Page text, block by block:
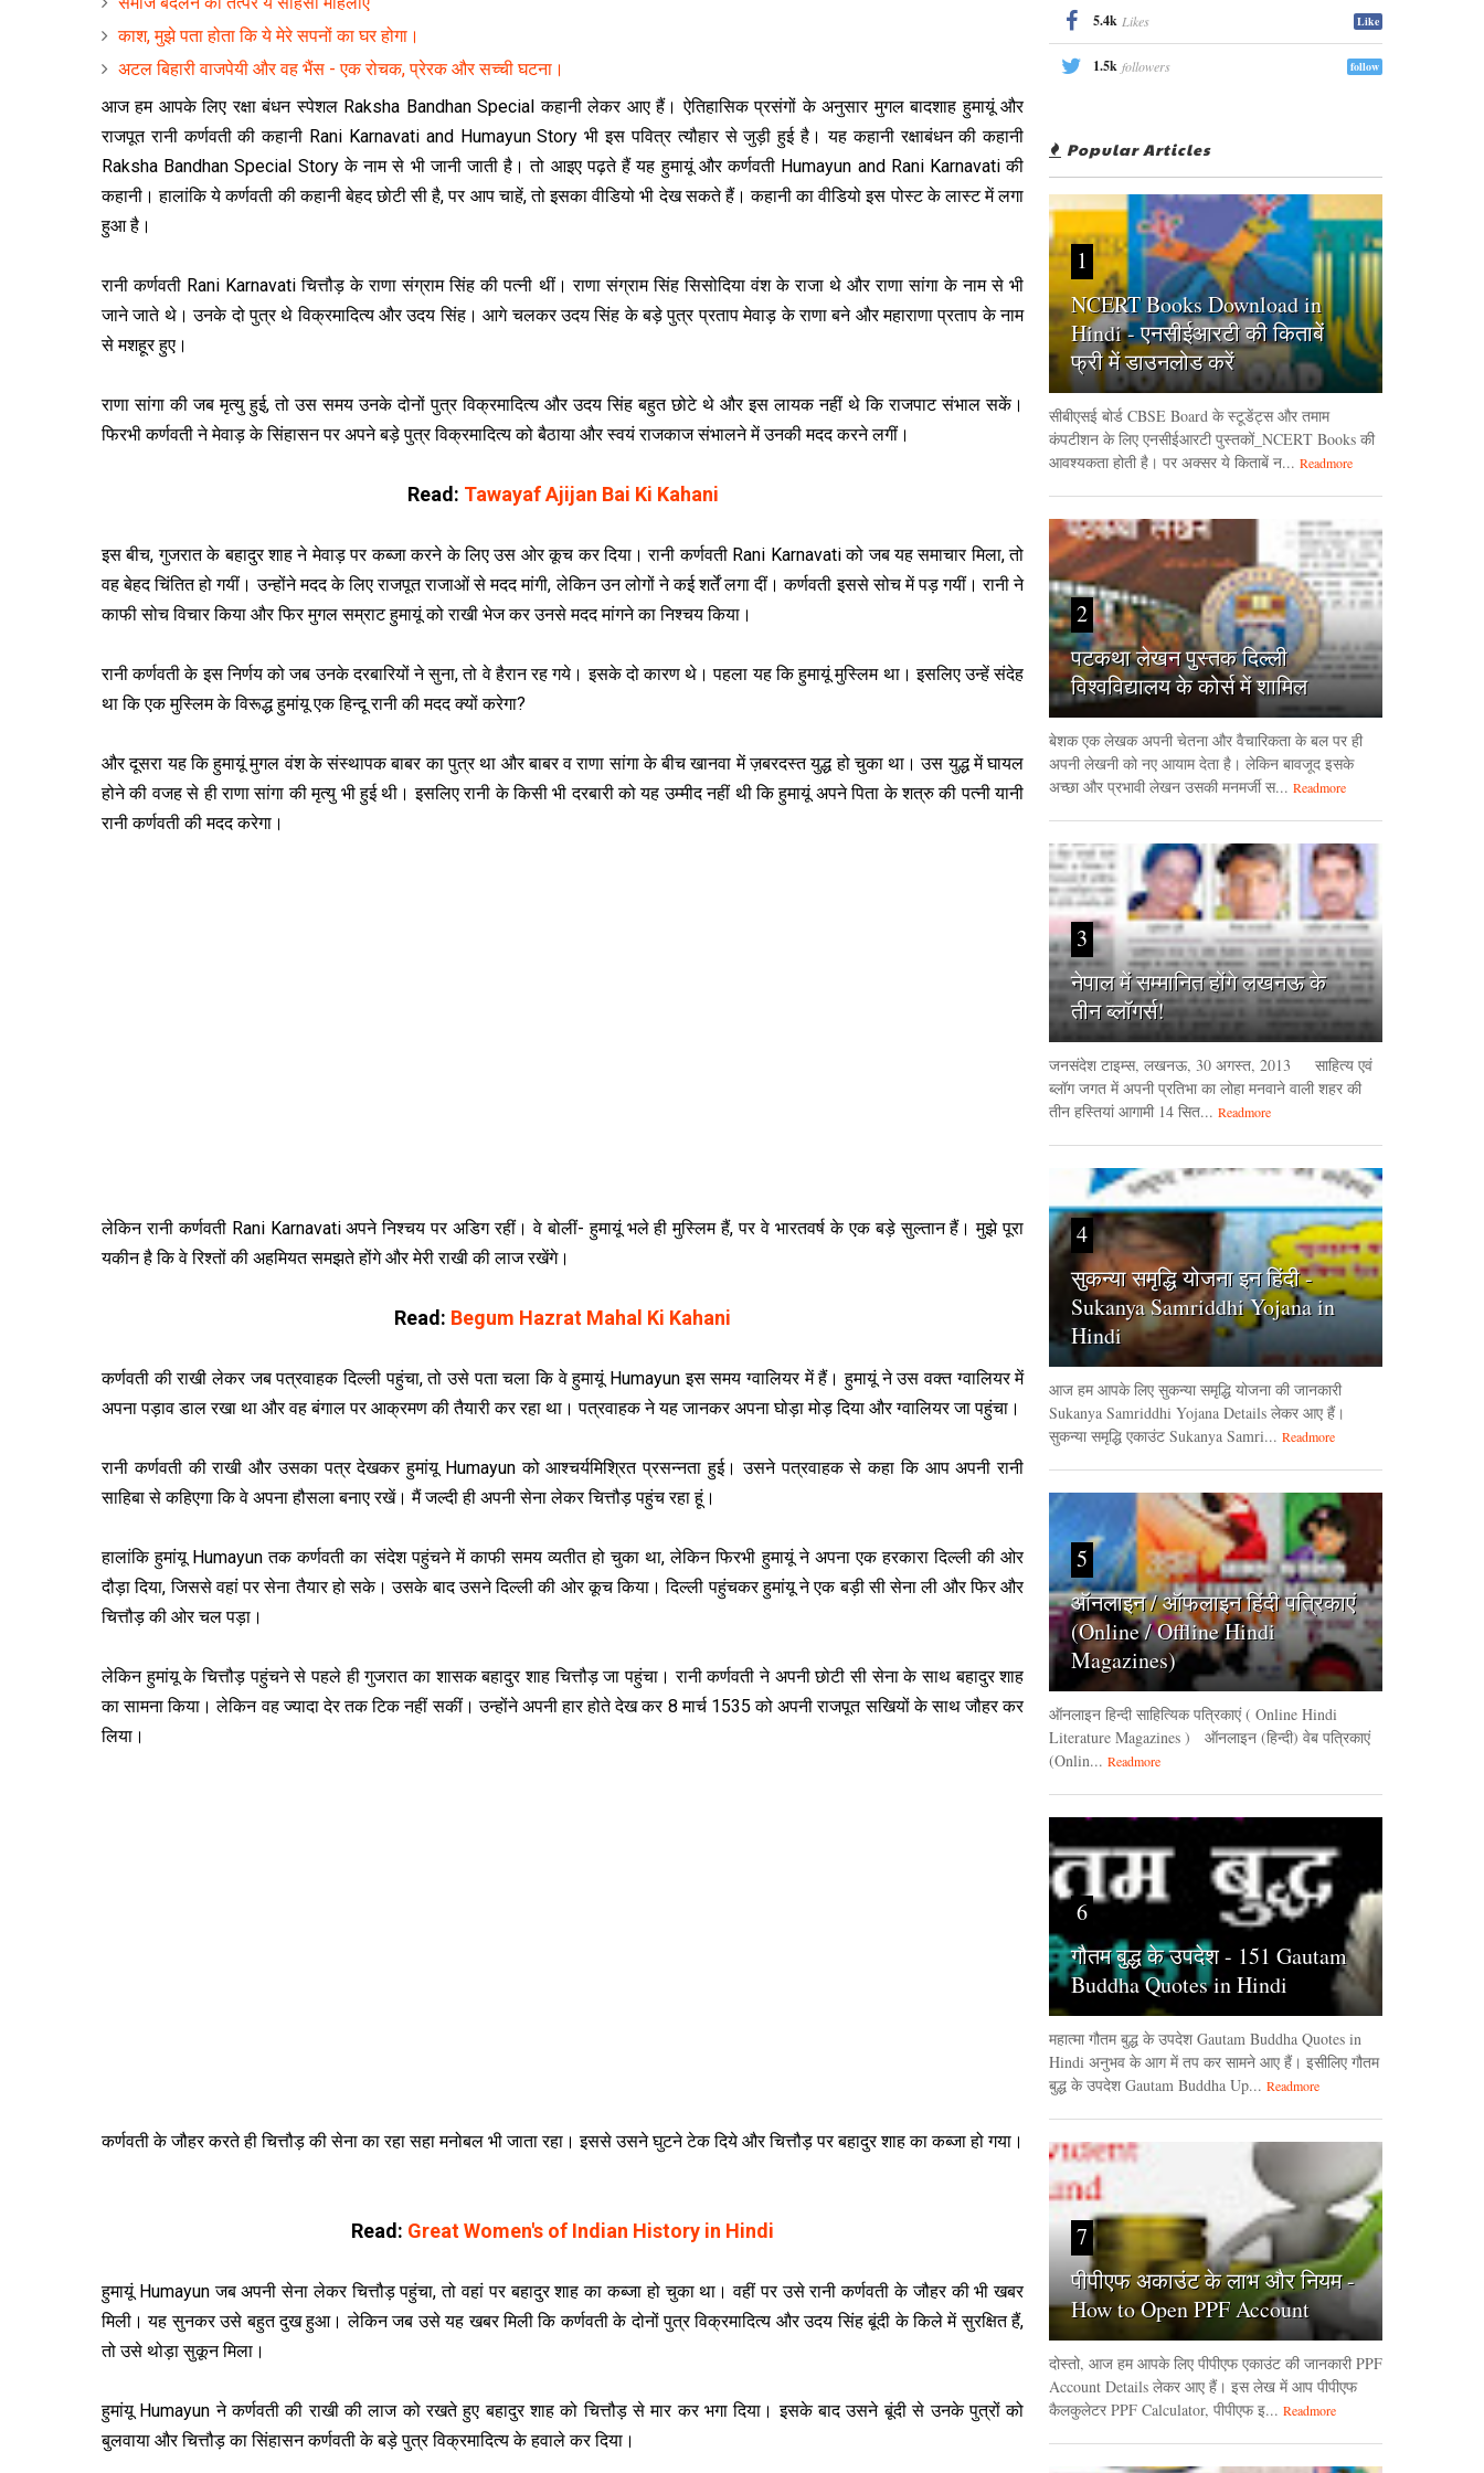
काश, मुझे पता होता कि ये मेरे सपनों का घर होगा।
अटल बिहारी वाजपेयी और वह भैंस - एक रोचक, प्रेरक और सच्ची घटना।
आज हम आपके लिए रक्षा बंधन स्पेशल Raksha Bandhan Special कहानी लेकर आए हैं। ऐतिहासिक प्रसंगों के अनुसार मुगल बादशाह हुमायूं और
राजपूत रानी कर्णवती की कहानी Rani Karnavati and Humayun Story भी इस पवित्र त्यौहार से जुड़ी हुई है। यह कहानी रक्षाबंधन की कहानी
Raksha Bandhan Special Story के नाम से भी जानी जाती है। तो आइए पढ़ते हैं यह हुमायूं और कर्णवती Humayun and Rani Karnavati की
कहानी। हालांकि ये कर्णवती की कहानी बेहद छोटी सी है, पर आप चाहें, तो इसका वीडियो भी देख सकते हैं। कहानी का वीडियो इस पोस्ट के लास्ट में लगा
हुआ है।
रानी कर्णवती Rani Karnavati चित्तौड़ के राणा संग्राम सिंह की पत्नी थीं। राणा संग्राम सिंह सिसोदिया वंश के राजा थे और राणा सांगा के नाम से भी
जाने जाते थे। उनके दो पुत्र थे विक्रमादित्य और उदय सिंह। आगे चलकर उदय सिंह के बड़े पुत्र प्रताप मेवाड़ के राणा बने और महाराणा प्रताप के नाम
से मशहूर हुए।
राणा सांगा की जब मृत्यु हुई, तो उस समय उनके दोनों पुत्र विक्रमादित्य और उदय सिंह बहुत छोटे थे और इस लायक नहीं थे कि राजपाट संभाल सकें।
फिरभी कर्णवती ने मेवाड़ के सिंहासन पर अपने बड़े पुत्र विक्रमादित्य को बैठाया और स्वयं राजकाज संभालने में उनकी मदद करने लगीं।
Read: Tawayaf Ajijan Bai Ki Kahani
इस बीच, गुजरात के बहादुर शाह ने मेवाड़ पर कब्जा करने के लिए उस ओर कूच कर दिया। रानी कर्णवती Rani Karnavati को जब यह समाचार मिला, तो
वह बेहद चिंतित हो गयीं। उन्होंने मदद के लिए राजपूत राजाओं से मदद मांगी, लेकिन उन लोगों ने कई शर्तें लगा दीं। कर्णवती इससे सोच में पड़ गयीं। रानी ने
काफी सोच विचार किया और फिर मुगल सम्राट हुमायूं को राखी भेज कर उनसे मदद मांगने का निश्चय किया।
रानी कर्णवती के इस निर्णय को जब उनके दरबारियों ने सुना, तो वे हैरान रह गये। इसके दो कारण थे। पहला यह कि हुमायूं मुस्लिम था। इसलिए उन्हें संदेह
था कि एक मुस्लिम के विरूद्ध हुमांयू एक हिन्दू रानी की मदद क्यों करेगा?
और दूसरा यह कि हुमायूं मुगल वंश के संस्थापक बाबर का पुत्र था और बाबर व राणा सांगा के बीच खानवा में ज़बरदस्त युद्ध हो चुका था। उस युद्ध में घायल
होने की वजह से ही राणा सांगा की मृत्यु भी हुई थी। इसलिए रानी के किसी भी दरबारी को यह उम्मीद नहीं थी कि हुमायूं अपने पिता के शत्रु की पत्नी यानी
रानी कर्णवती की मदद करेगा।
लेकिन रानी कर्णवती Rani Karnavati अपने निश्चय पर अडिग रहीं। वे बोलीं- हुमायूं भले ही मुस्लिम हैं, पर वे भारतवर्ष के एक बड़े सुल्तान हैं। मुझे पूरा
यकीन है कि वे रिश्तों की अहमियत समझते होंगे और मेरी राखी की लाज रखेंगे।
Read: Begum Hazrat Mahal Ki Kahani
कर्णवती की राखी लेकर जब पत्रवाहक दिल्ली पहुंचा, तो उसे पता चला कि वे हुमायूं Humayun इस समय ग्वालियर में हैं। हुमायूं ने उस वक्त ग्वालियर में
अपना पड़ाव डाल रखा था और वह बंगाल पर आक्रमण की तैयारी कर रहा था। पत्रवाहक ने यह जानकर अपना घोड़ा मोड़ दिया और ग्वालियर जा पहुंचा।
रानी कर्णवती की राखी और उसका पत्र देखकर हुमांयू Humayun को आश्चर्यमिश्रित प्रसन्नता हुई। उसने पत्रवाहक से कहा कि आप अपनी रानी
साहिबा से कहिएगा कि वे अपना हौसला बनाए रखें। मैं जल्दी ही अपनी सेना लेकर चित्तौड़ पहुंच रहा हूं।
हालांकि हुमांयू Humayun तक कर्णवती का संदेश पहुंचने में काफी समय व्यतीत हो चुका था, लेकिन फिरभी हुमायूं ने अपना एक हरकारा दिल्ली की ओर
दौड़ा दिया, जिससे वहां पर सेना तैयार हो सके। उसके बाद उसने दिल्ली की ओर कूच किया। दिल्ली पहुंचकर हुमांयू ने एक बड़ी सी सेना ली और फिर और
चित्तौड़ की ओर चल पड़ा।
लेकिन हुमांयू के चित्तौड़ पहुंचने से पहले ही गुजरात का शासक बहादुर शाह चित्तौड़ जा पहुंचा। रानी कर्णवती ने अपनी छोटी सी सेना के साथ बहादुर शाह
का सामना किया। लेकिन वह ज्यादा देर तक टिक नहीं सकीं। उन्होंने अपनी हार होते देख कर 8 मार्च 1535 को अपनी राजपूत सखियों के साथ जौहर कर
लिया।
कर्णवती के जौहर करते ही चित्तौड़ की सेना का रहा सहा मनोबल भी जाता रहा। इससे उसने घुटने टेक दिये और चित्तौड़ पर बहादुर शाह का कब्जा हो गया।
Read: Great Women's of Indian History in Hindi
हुमायूं Humayun जब अपनी सेना लेकर चित्तौड़ पहुंचा, तो वहां पर बहादुर शाह का कब्जा हो चुका था। वहीं पर उसे रानी कर्णवती के जौहर की भी खबर
मिली। यह सुनकर उसे बहुत दुख हुआ। लेकिन जब उसे यह खबर मिली कि कर्णवती के दोनों पुत्र विक्रमादित्य और उदय सिंह बूंदी के किले में सुरक्षित हैं,
तो उसे थोड़ा सुकून मिला।
हुमांयू Humayun ने कर्णवती की राखी की लाज को रखते हुए बहादुर शाह को चित्तौड़ से मार कर भगा दिया। इसके बाद उसने बूंदी से उनके पुत्रों को
बुलवाया और चित्तौड़ का सिंहासन कर्णवती के बड़े पुत्र विक्रमादित्य के हवाले कर दिया।
5.4k Likes Like
1.5k followers follow
Popular Articles
1
NCERT Books Download in
Hindi - एनसीईआरटी की किताबें
फ्री में डाउनलोड करें
सीबीएसई बोर्ड CBSE Board के स्टूडेंट्स और तमाम
कंपटीशन के लिए एनसीईआरटी पुस्तकों_NCERT Books की
आवश्यकता होती है। पर अक्सर ये किताबें न... Readmore
2
पटकथा लेखन पुस्तक दिल्ली
विश्वविद्यालय के कोर्स में शामिल
बेशक एक लेखक अपनी चेतना और वैचारिकता के बल पर ही
अपनी लेखनी को नए आयाम देता है। लेकिन बावजूद इसके
अच्छा और प्रभावी लेखन उसकी मनमर्जी स... Readmore
3
नेपाल में सम्मानित होंगे लखनऊ के
तीन ब्लॉगर्स!
जनसंदेश टाइम्‍स, लखनऊ, 30 अगस्‍त, 2013 साहित्य एवं
ब्लॉग जगत में अपनी प्रतिभा का लोहा मनवाने वाली शहर की
तीन हस्तियां आगामी 14 सित... Readmore
4
सुकन्या समृद्धि योजना इन हिंदी -
Sukanya Samriddhi Yojana in
Hindi
आज हम आपके लिए सुकन्या समृद्धि योजना की जानकारी
Sukanya Samriddhi Yojana Details लेकर आए हैं।
सुकन्या समृद्धि एकाउंट Sukanya Samri... Readmore
5
ऑनलाइन / ऑफलाइन हिंदी पत्रिकाएं
(Online / Offline Hindi
Magazines)
ऑनलाइन हिन्‍दी साहित्यिक पत्रिकाएं ( Online Hindi
Literature Magazines ) ऑनलाइन (हिन्‍दी) वेब पत्रिकाएं
(Onlin... Readmore
6
गौतम बुद्ध के उपदेश - 151 Gautam
Buddha Quotes in Hindi
महात्मा गौतम बुद्ध के उपदेश Gautam Buddha Quotes in
Hindi अनुभव के आग में तप कर सामने आए हैं। इसीलिए गौतम
बुद्ध के उपदेश Gautam Buddha Up... Readmore
7
पीपीएफ अकाउंट के लाभ और नियम -
How to Open PPF Account
दोस्तो, आज हम आपके लिए पीपीएफ एकाउंट की जानकारी PPF
Account Details लेकर आए हैं। इस लेख में आप पीपीएफ
कैलकुलेटर PPF Calculator, पीपीएफ इ... Readmore